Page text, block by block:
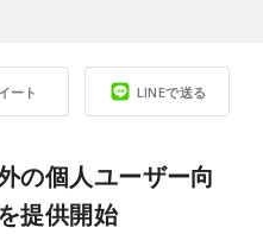
ート LINEで送る
の個人ユーザー向
提供開始